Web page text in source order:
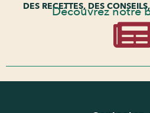
DES RECETTES, DES
Découvrez notre